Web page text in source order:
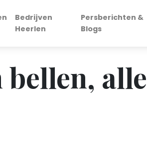
Bedrijven
Heerlen
Persberichten &
Blogs